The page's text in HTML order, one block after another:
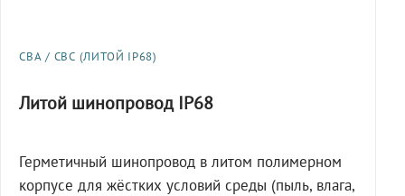
СВА / СВС (ЛИТОЙ IP68)
Литой шинопровод IP68
Герметичный шинопровод в литом полимерном
корпусе для жёстких условий среды (пыль, влага,